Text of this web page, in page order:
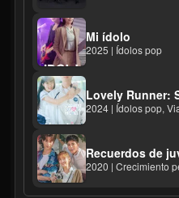
Mi ídolo
2025 | Ídolos pop
Lovely Runner:
2024 | Ídolos pop,
Recuerdos de
2020 | Crecimiento